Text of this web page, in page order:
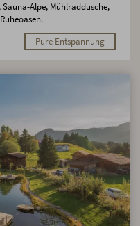
Alpe, Mühlraddusche,
Pure Entspannung